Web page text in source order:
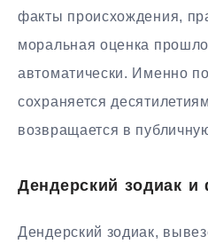
факты происхождения,
моральная оценка
автоматически. Именно
сохраняется
возвращается в
Дендерский зодиак
Дендерский зодиак,